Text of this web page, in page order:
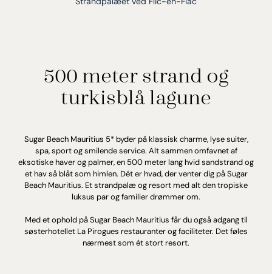
500 meter strand og
turkisblå lagune
Sugar Beach Mauritius 5* byder på klassisk charme, lyse suiter,
spa, sport og smilende service. Alt sammen omfavnet af
eksotiske haver og palmer, en 500 meter lang hvid sandstrand og
et hav så blåt som himlen. Dét er hvad, der venter dig på Sugar
Beach Mauritius. Et strandpalæ og resort med alt den tropiske
luksus par og familier drømmer om.
Med et ophold på Sugar Beach Mauritius får du også adgang til
søsterhotellet La Pirogues restauranter og faciliteter. Det føles
nærmest som ét stort resort.